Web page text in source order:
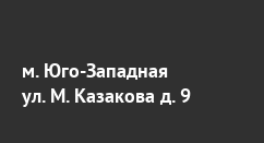
м. Юго-Западная
ул. М. Казакова д. 9